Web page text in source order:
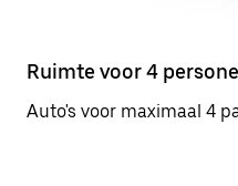
Ruimte voor 4
Auto's voor maximaal 4